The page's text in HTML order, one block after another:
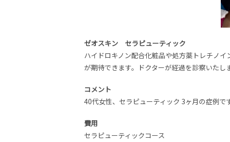
ゼオスキン セラピューティック
ハイドロキノン配合化粧品や処方薬トレチノ
が期待できます。ドクターが経過を診察いたし
コメント
40代女性、セラピューティック 3ヶ月の症例で
費用
セラピューティックコース